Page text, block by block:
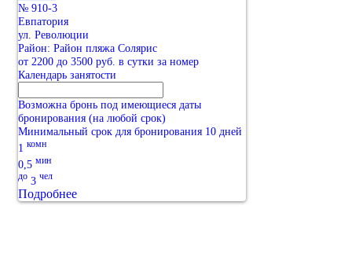
№ 910-3
Евпатория
ул. Революции
Район: Район пляжа Солярис
от 2200 до 3500 руб. в сутки за номер
Календарь занятости
Возможна бронь под имеющиеся даты
бронирования (на любой срок)
Минимальный срок для бронирования 10 дней
1 комн
0,5 мин
до 3 чел
Подробнее